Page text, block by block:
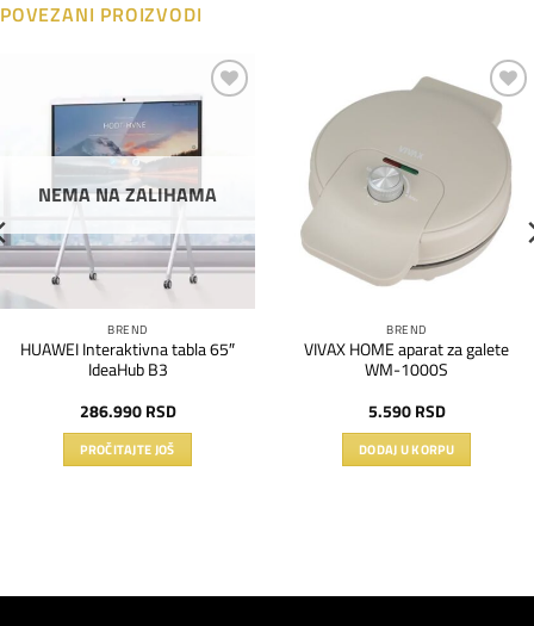
POVEZANI PROIZVODI
NEMA NA ZALIHAMA
BREND
HUAWEI Interaktivna tabla 65″
IdeaHub B3
286.990 RSD
PROČITAJTE JOŠ
Dodaj
na
listu
želja
BREND
VIVAX HOME aparat za galete
WM-1000S
5.590 RSD
DODAJ U KORPU